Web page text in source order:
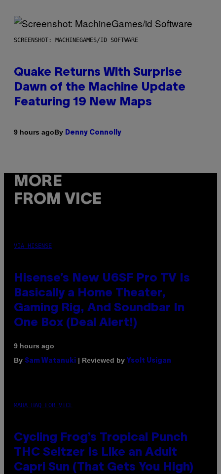
SCREENSHOT: MACHINEGAMES/ID SOFTWARE
Quake Returns With Surprise
Dawn of the Machine Update
Featuring 19 New Maps
9 hours agoBy Denny Connolly
MORE
FROM VICE
VIA HISENSE
Hisense’s New U6SF Pro TV Is
Basically a Home Theater,
Gaming Rig, And Soundbar In
One Box (Deal Alert!)
9 hours ago
By Sam Watanuki | Reviewed by Ysolt Usigan
MAHA HAQ FOR VICE
Cycling Frog’s Tropical Punch
THC Seltzer Is Like an Adult
Capri Sun (That Gets You High)